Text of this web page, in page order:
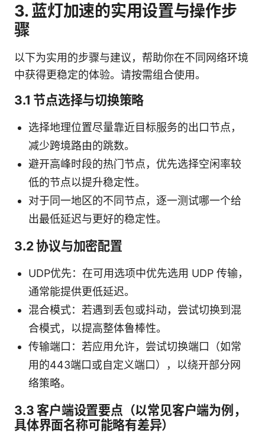
3. 蓝灯加速的实用设置与操作步
骤
以下为实用的步骤与建议，帮助你在不同网络环境
中获得更稳定的体验。请按需组合使用。
3.1 节点选择与切换策略
选择地理位置尽量靠近目标服务的出口节点，
减少跨境路由的跳数。
避开高峰时段的热门节点，优先选择空闲率较
低的节点以提升稳定性。
对于同一地区的不同节点，逐一测试哪一个给
出最低延迟与更好的稳定性。
3.2 协议与加密配置
UDP优先：在可用选项中优先选用 UDP 传输，
通常能提供更低延迟。
混合模式：若遇到丢包或抖动，尝试切换到混
合模式，以提高整体鲁棒性。
传输端口：若应用允许，尝试切换端口（如常
用的443端口或自定义端口），以绕开部分网
络策略。
3.3 客户端设置要点（以常见客户端为例，
具体界面名称可能略有差异）